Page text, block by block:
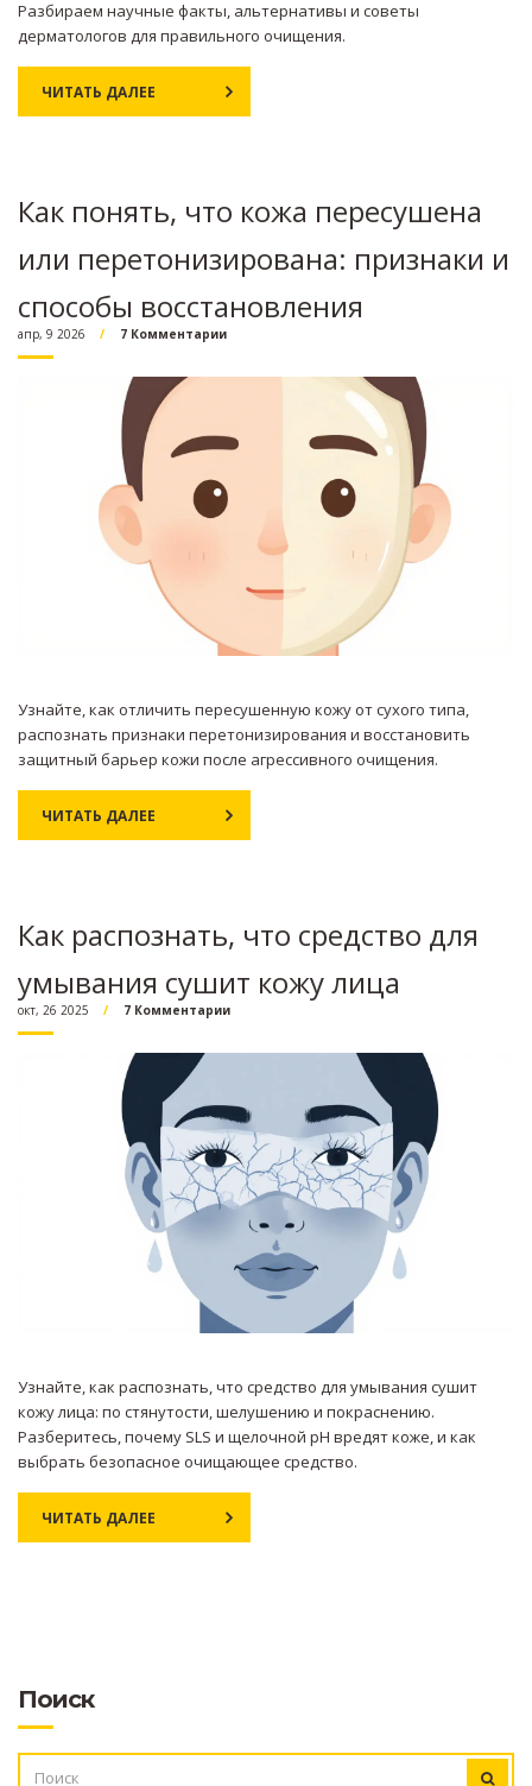
Разбираем научные факты, альтернативы и советы
дерматологов для правильного очищения.
ЧИТАТЬ ДАЛЕЕ
Как понять, что кожа пересушена
или перетонизирована: признаки и
способы восстановления
апр, 9 2026 7 Комментарии
Узнайте, как отличить пересушенную кожу от сухого типа,
распознать признаки перетонизирования и восстановить
защитный барьер кожи после агрессивного очищения.
ЧИТАТЬ ДАЛЕЕ
Как распознать, что средство для
умывания сушит кожу лица
окт, 26 2025 7 Комментарии
Узнайте, как распознать, что средство для умывания сушит
кожу лица: по стянутости, шелушению и покраснению.
Разберитесь, почему SLS и щелочной pH вредят коже, и как
выбрать безопасное очищающее средство.
ЧИТАТЬ ДАЛЕЕ
Поиск